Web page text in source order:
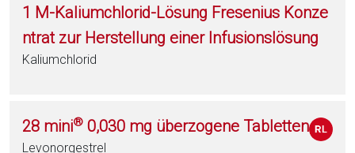
1 M-Kaliumchlorid-Lösung Fresenius Konze
ntrat zur Herstellung einer Infusionslösung
Kaliumchlorid
28 mini® 0,030 mg überzogene Tabletten
Levonorgestrel